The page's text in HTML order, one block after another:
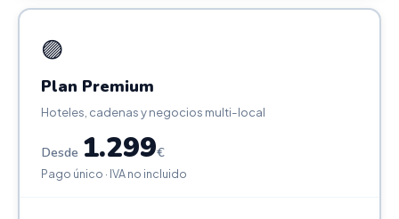
🟣
Plan Premium
Hoteles, cadenas y negocios multi-local
Desde 1.299€
Pago único · IVA no incluido